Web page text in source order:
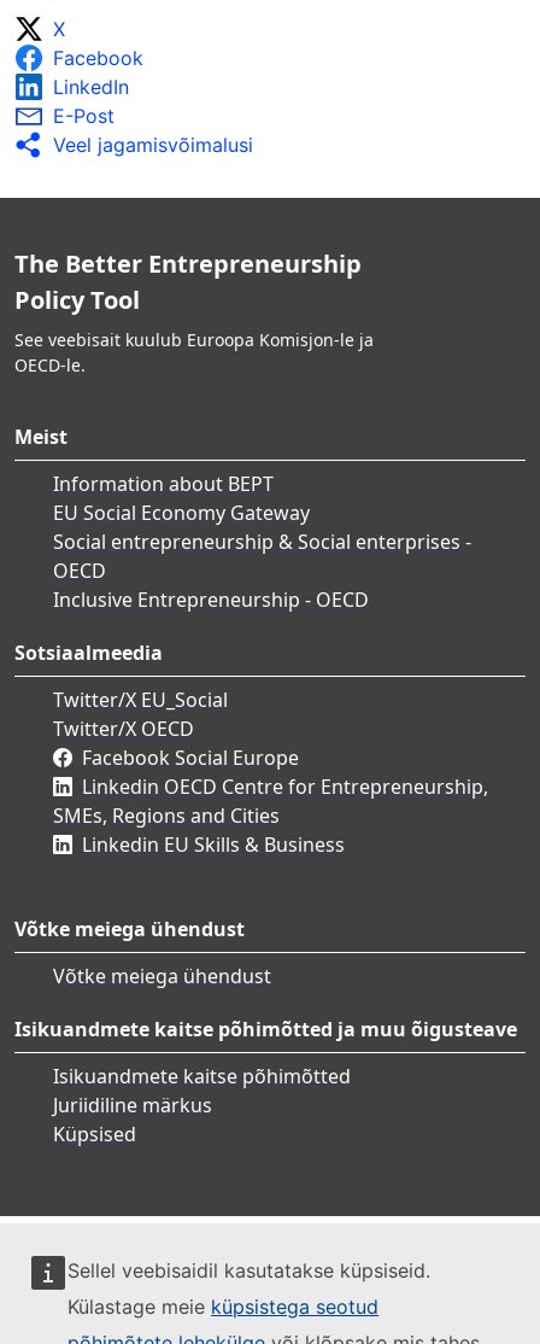
Sellel veebisaidil kasutatakse küpsiseid.
Külastage meie küpsistega seotud
X
Facebook
LinkedIn
E-Post
Veel jagamisvõimalusi
The Better Entrepreneurship
Policy Tool
See veebisait kuulub Euroopa Komisjon-le ja
OECD-le.
Meist
Information about BEPT
EU Social Economy Gateway
Social entrepreneurship & Social enterprises -
OECD
Inclusive Entrepreneurship - OECD
Sotsiaalmeedia
Twitter/X EU_Social
Twitter/X OECD
Facebook Social Europe
Linkedin OECD Centre for Entrepreneurship,
SMEs, Regions and Cities
Linkedin EU Skills & Business
Võtke meiega ühendust
Võtke meiega ühendust
Isikuandmete kaitse põhimõtted ja muu õigusteave
Isikuandmete kaitse põhimõtted
Juriidiline märkus
Küpsised